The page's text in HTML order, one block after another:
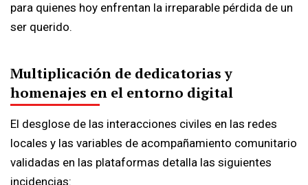
para quienes hoy enfrentan la irreparable pérdida de un
ser querido.
Multiplicación de dedicatorias y
homenajes en el entorno digital
El desglose de las interacciones civiles en las redes
locales y las variables de acompañamiento comunitario
validadas en las plataformas detalla las siguientes
incidencias: